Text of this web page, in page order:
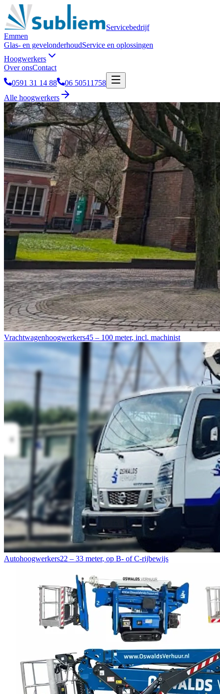
Servicebedrijf
Emmen
Glas- en gevelonderhoudService en oplossingen
Hoogwerkers
Over onsContact
0591 31 14 88
06 50511758
Alle hoogwerkers
Vrachtwagenhoogwerkers45 – 100 meter, incl. machinist
Autohoogwerkers22 – 33 meter, op B- of C-rijbewijs